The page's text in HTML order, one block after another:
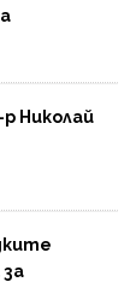
Николай